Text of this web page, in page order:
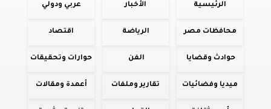
الرئيسية الأخبار عربي ودولي
محافظات مصر الرياضة اقتصاد
حوادث وقضايا الفن حوارات وتحقيقات
ميديا وفضائيات تقارير وملفات أعمدة ومقالات